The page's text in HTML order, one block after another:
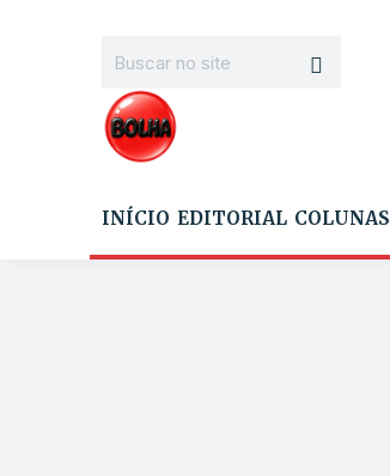
INÍCIO EDITORIAL COLUNAS